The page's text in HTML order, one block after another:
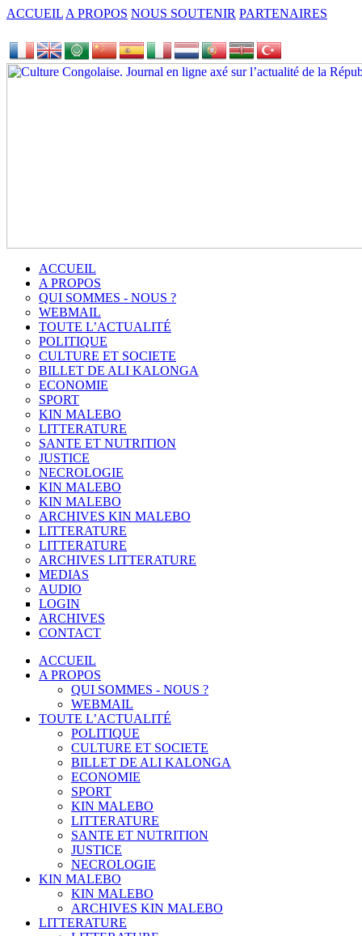
ACCUEIL A PROPOS NOUS SOUTENIR PARTENAIRES
ACCUEIL
A PROPOS
QUI SOMMES - NOUS ?
WEBMAIL
TOUTE L’ACTUALITÉ
POLITIQUE
CULTURE ET SOCIETE
BILLET DE ALI KALONGA
ECONOMIE
SPORT
KIN MALEBO
LITTERATURE
SANTE ET NUTRITION
JUSTICE
NECROLOGIE
KIN MALEBO
KIN MALEBO
ARCHIVES KIN MALEBO
LITTERATURE
LITTERATURE
ARCHIVES LITTERATURE
MEDIAS
AUDIO
LOGIN
ARCHIVES
CONTACT
ACCUEIL
A PROPOS
QUI SOMMES - NOUS ?
WEBMAIL
TOUTE L’ACTUALITÉ
POLITIQUE
CULTURE ET SOCIETE
BILLET DE ALI KALONGA
ECONOMIE
SPORT
KIN MALEBO
LITTERATURE
SANTE ET NUTRITION
JUSTICE
NECROLOGIE
KIN MALEBO
KIN MALEBO
ARCHIVES KIN MALEBO
LITTERATURE